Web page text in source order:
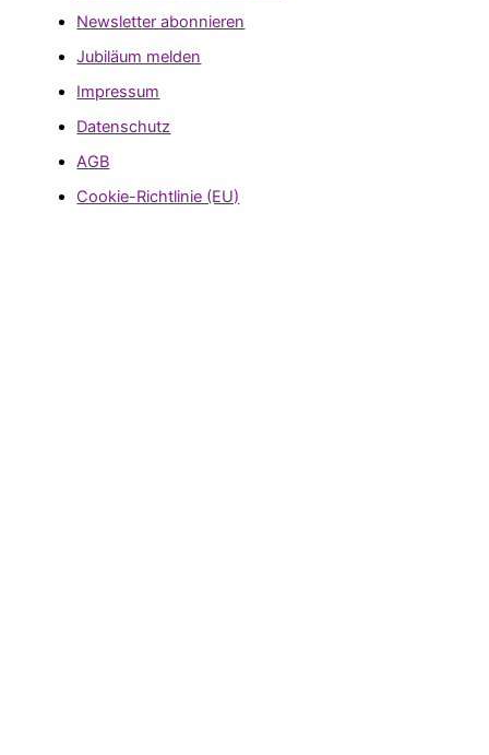
Newsletter abonnieren
Jubiläum melden
Impressum
Datenschutz
AGB
Cookie-Richtlinie (EU)